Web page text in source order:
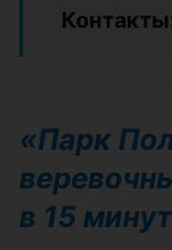
«Парк
в 15